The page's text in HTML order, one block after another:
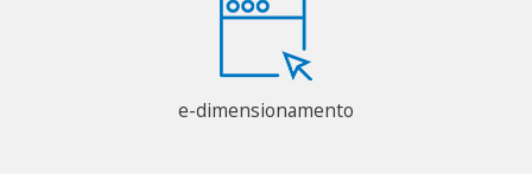
e-dimensionamento